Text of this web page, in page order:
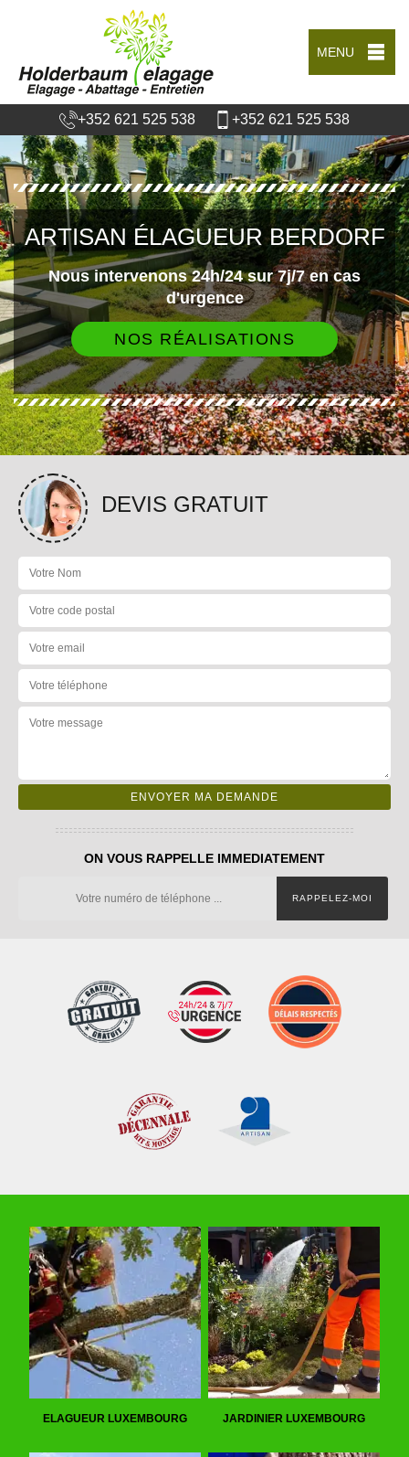
MENU
+352 621 525 538 +352 621 525 538
ARTISAN ÉLAGUEUR BERDORF
Nous intervenons 24h/24 sur 7j/7 en cas
d'urgence
NOS RÉALISATIONS
DEVIS GRATUIT
ON VOUS RAPPELLE IMMEDIATEMENT
ELAGUEUR LUXEMBOURG JARDINIER LUXEMBOURG